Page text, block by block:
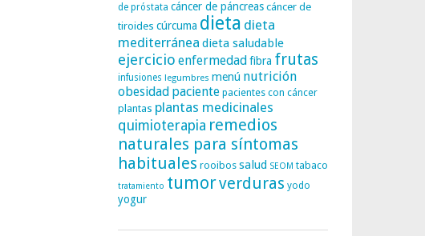
de próstata cáncer de páncreascáncer de
tiroides cúrcuma dieta dieta
mediterránea dieta saludable
ejercicio enfermedadfibra frutas
infusiones legumbres menú nutrición
obesidad paciente pacientes con cáncer
plantas plantas medicinales
quimioterapia remedios
naturales para síntomas
habituales rooibos salud SEOM tabaco
tratamiento tumorverduras yodo
yogur